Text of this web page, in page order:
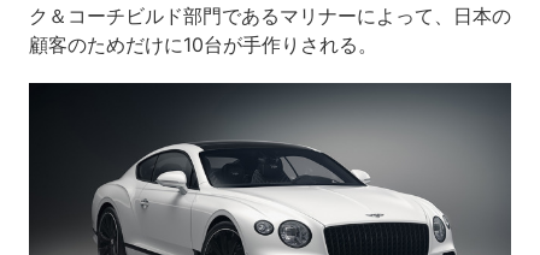
ク＆コーチビルド部門であるマリナーによって、日本の
顧客のためだけに10台が手作りされる。